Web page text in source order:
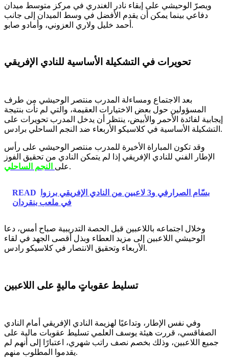
ويصرّ الوحيشي على إبقاء نادر الغندري في مركز متوسط ميدان
دفاعي بينما يمكن أن يقدم الأفضل في وسط الميدان إلى جانب
أحمد خليل ولاري العزوني، وأمادو صابو.
تحويرات في التشكيلة الأساسية للنادي الإفريقي
بعد الاجتماع ومساءلة المدرب منتصر الوحيشي من طرف
المسؤولين حول بعض الاختيارات العقيمة، والتي لم تأت بنتيجة
إيجابية لفائدة الأحمر والأبيض، ينتظر أن يدخل المدرب تحويرات على
التشكيلة الأساسية في كلاسيكو الأربعاء ضد النجم الساحلي برادس.
وقد تكون المباراة الأخيرة للمدرب منتصر الوحيشي على رأس
الإطار الفني للنادي الإفريقي إذا لم يتمكن النادي من تحقيق الفوز
على النجم الساحلي .
READ
بسّام الصرارفي و3 لاعبين من النادي الإفريقي برزوا
في ملعب بنقردان
وخلال اجتماعه باللاعبين قبل الحصة التدريبية صباح أمس، دعا
الوحيشي اللاعبين إلى مزيد العطاء وبذل أقصى الجهد في لقاء
الأربعاء وتحقيق الانتصار في كلاسيكو رادس.
تسليط عقوباتٍ ماليةٍ على اللاعبين
وفي نفس الإطار، وتداعيًا لهزيمة النادي الإفريقي أمام النادي
الصفاقسي، قررت هيئة يوسف العلمي تسليط عقوبات مالية على
جميع اللاعبين، وذلك بخصم نصف راتب شهري، اعتبارًا إلى أنهم لم
يقدموا المطلوب منهم.